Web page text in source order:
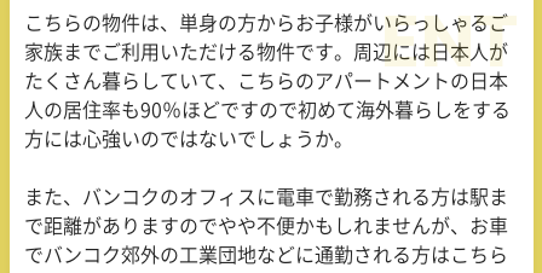
こちらの物件は、単身の方からお子様がいらっしゃるご
家族までご利用いただける物件です。周辺には日本人が
たくさん暮らしていて、こちらのアパートメントの日本
人の居住率も90％ほどですので初めて海外暮らしをする
方には心強いのではないでしょうか。
また、バンコクのオフィスに電車で勤務される方は駅ま
で距離がありますのでやや不便かもしれませんが、お車
でバンコク郊外の工業団地などに通勤される方はこちら